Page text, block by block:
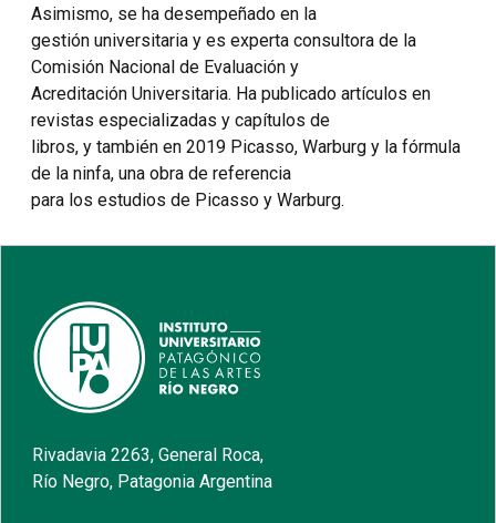
Asimismo, se ha desempeñado en la
gestión universitaria y es experta consultora de la
Comisión Nacional de Evaluación y
Acreditación Universitaria. Ha publicado artículos en
revistas especializadas y capítulos de
libros, y también en 2019 Picasso, Warburg y la fórmula
de la ninfa, una obra de referencia
para los estudios de Picasso y Warburg.
Rivadavia 2263, General Roca,
Río Negro, Patagonia Argentina